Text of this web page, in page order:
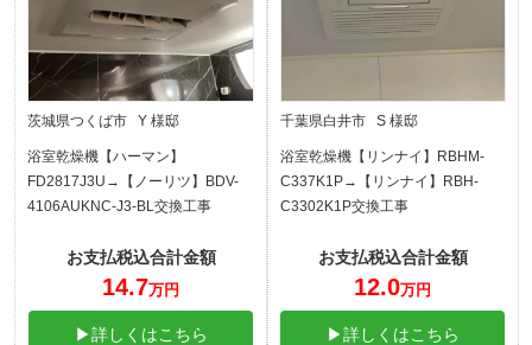
茨城県つくば市 Y 様邸
浴室乾燥機【ハーマン】
FD2817J3U→【ノーリツ】BDV-
4106AUKNC-J3-BL交換工事
お支払税込合計金額
14.7万円
▶詳しくはこちら
千葉県白井市 S 様邸
浴室乾燥機【リンナイ】RBHM-
C337K1P→【リンナイ】RBH-
C3302K1P交換工事
お支払税込合計金額
12.0万円
▶詳しくはこちら